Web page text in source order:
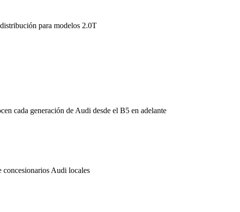
para modelos 2.0T
cada generación de Audi desde el B5 en adelante
Audi locales